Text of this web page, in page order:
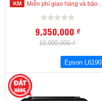
Miễn phí giao hàng và bảo hành tận nơi trong nội thành Hồ Chí Minh
9,350,000đ
10,000,000 ₫
Epson L6190